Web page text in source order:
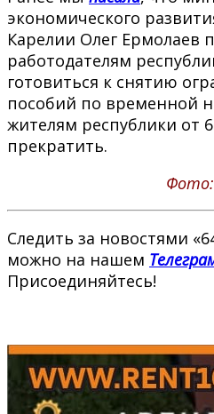
экономического
Карелии Олег Ермолаев
работодателям
готовиться к снятию
пособий по временной
жителям республики от
прекратить.
Фото:
Следить за новостями
можно на нашем
Присоединяйтесь!